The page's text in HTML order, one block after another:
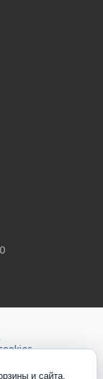
и сайта.